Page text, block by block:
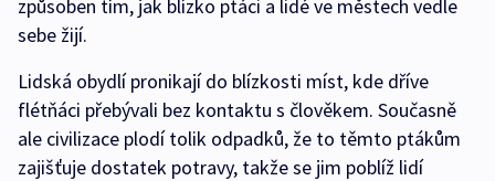
způsoben tím, jak blízko ptáci a lidé ve městech vedle
sebe žijí.
Lidská obydlí pronikají do blízkosti míst, kde dříve
flétňáci přebývali bez kontaktu s člověkem. Současně
ale civilizace plodí tolik odpadků, že to těmto ptákům
zajišťuje dostatek potravy, takže se jim poblíž lidí